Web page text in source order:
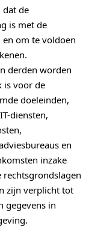
dat de
is met de
en om te voldoen
derden worden
is voor de
doeleinden,
diensten,
en
inzake
rechtsgrondslagen
zijn verplicht tot
gegevens in